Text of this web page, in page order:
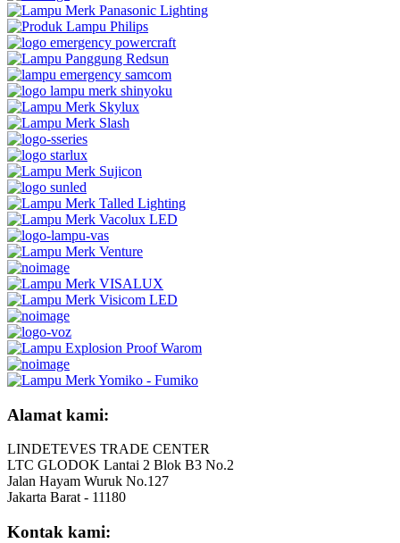
Alamat kami:
LINDETEVES TRADE CENTER
LTC GLODOK Lantai 2 Blok B3 No.2
Jalan Hayam Wuruk No.127
Jakarta Barat - 11180
Kontak kami: